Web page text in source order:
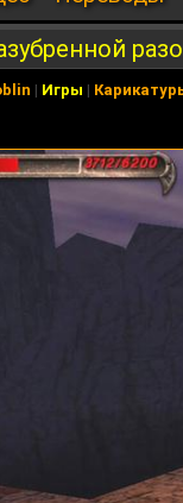
| Игры |